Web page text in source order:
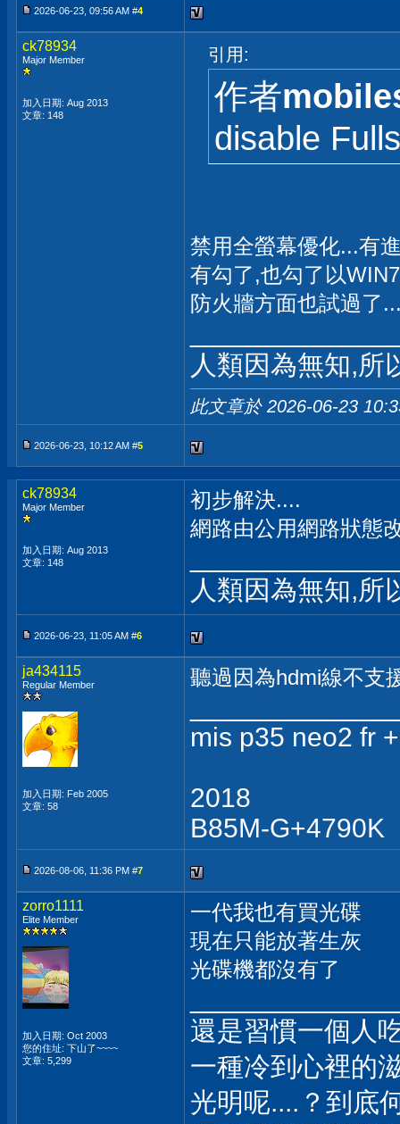
2026-06-23, 09:56 AM #4
ck78934
Major Member
加入日期: Aug 2013
文章: 148
引用:
作者
disable
禁用全螢幕優化...有
有勾了,也勾了以
防火牆方面也試過了
人類因為無知,所
此文章於 2026-06-23
2026-06-23, 10:12 AM #5
ck78934
Major Member
加入日期: Aug 2013
文章: 148
初步解決....
網路由公用網路狀態
人類因為無知,所
2026-06-23, 11:05 AM #6
ja434115
Regular Member
加入日期: Feb 2005
文章: 58
聽過因為hdmi線不支
mis p35 neo2 fr
2018
B85M-G+4790K
2026-08-06, 11:36 PM #7
zorro1111
Elite Member
加入日期: Oct 2003
您的住址: 下山了~~~~
文章: 5,299
一代我也有買光碟
現在只能放著生灰
光碟機都沒有了
還是習慣一個人
一種冷到心裡的
光明呢....？到底